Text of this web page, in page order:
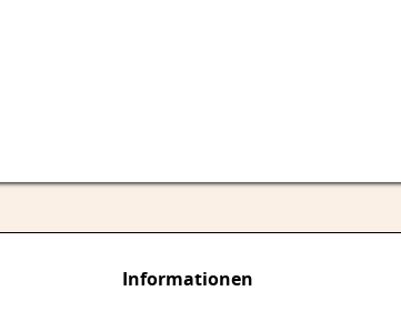
Informationen